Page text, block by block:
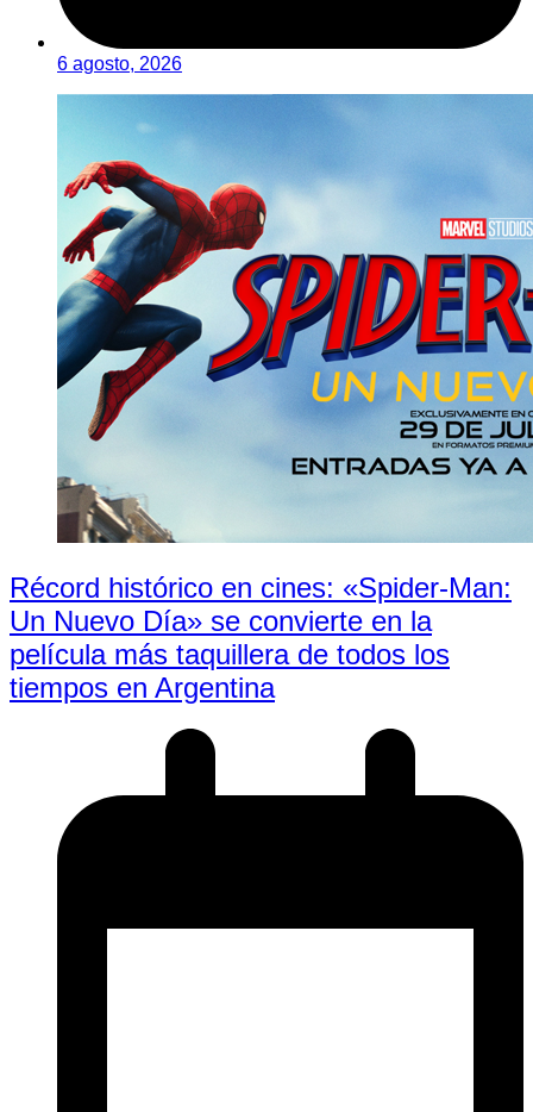
6 agosto, 2026
Récord histórico en cines: «Spider-Man:
Un Nuevo Día» se convierte en la
película más taquillera de todos los
tiempos en Argentina